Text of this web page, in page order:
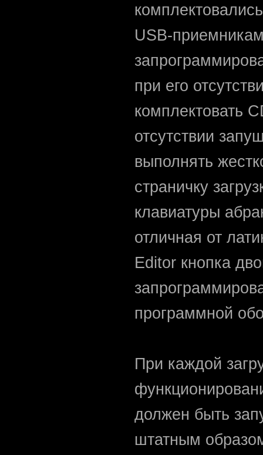
USB-
при его
комплектовать
отсутствии
выполнять
страничку
клавиатуры
отличная от
Editor кнопка
программной
При каждой
должен быть
штатным